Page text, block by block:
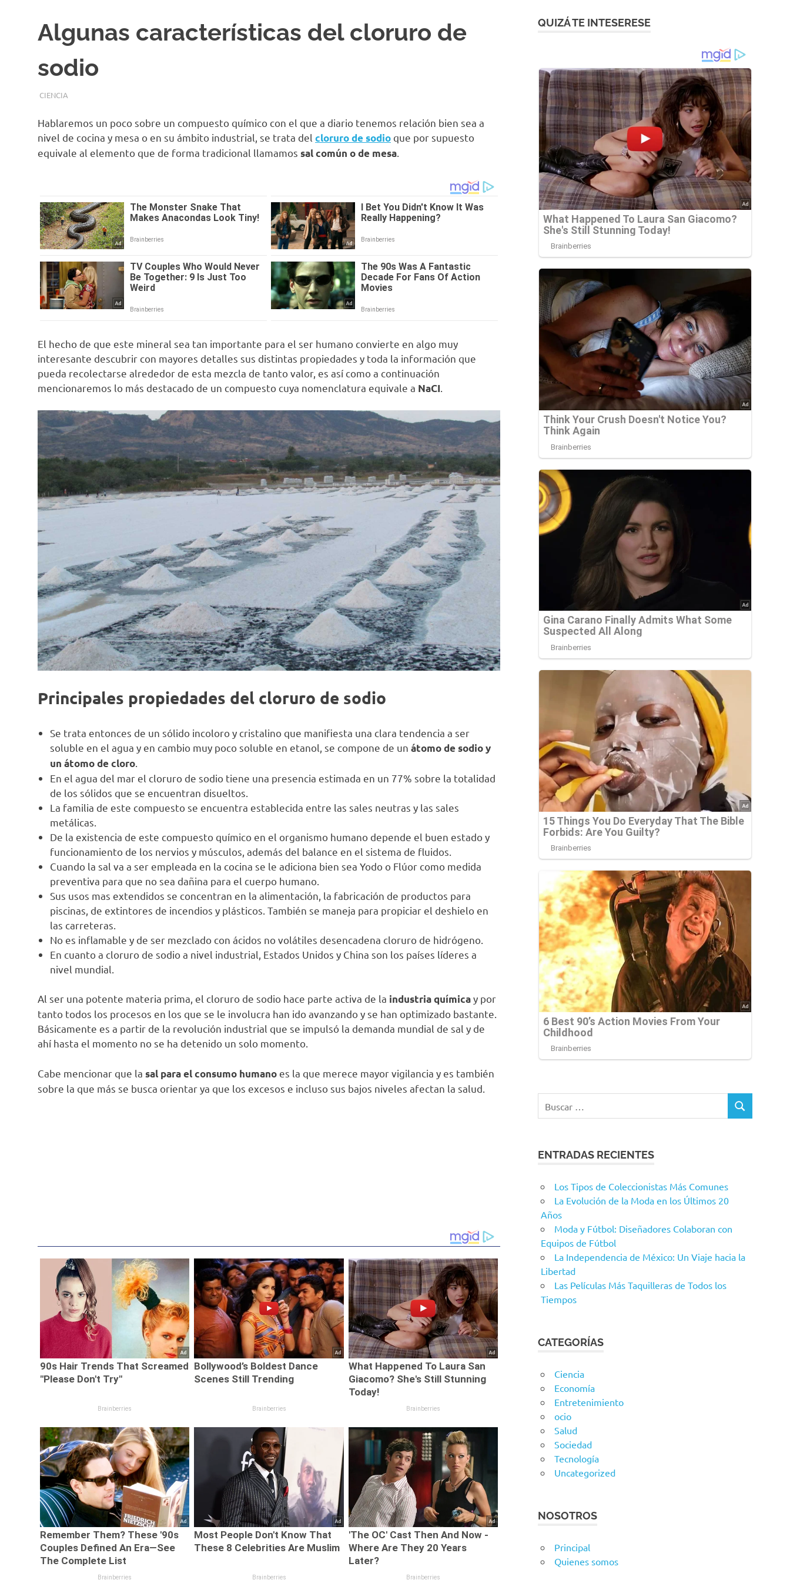
Algunas características del cloruro de
sodio
FEBRERO 27, 2017
EQUIPO DE REDACCIÓN
CIENCIA
Hablaremos un poco sobre un compuesto químico con el que a diario tenemos relación bien sea a
nivel de cocina y mesa o en su ámbito industrial, se trata del cloruro de sodio que por supuesto
equivale al elemento que de forma tradicional llamamos sal común o de mesa
El hecho de que este mineral sea tan importante para el ser humano convierte en algo muy
interesante descubrir con mayores detalles sus distintas propiedades y toda la información que
pueda recolectarse alrededor de esta mezcla de tanto valor, es así como a continuación
mencionaremos lo más destacado de un compuesto cuya nomenclatura equivale a NaCI
Principales propiedades del cloruro de sodio
Se trata entonces de un sólido incoloro y cristalino que manifiesta una clara tendencia a ser
soluble en el agua y en cambio muy poco soluble en etanol, se compone de unátomo de sodio y
un átomo de cloro
En el agua del mar el cloruro de sodio tiene una presencia estimada en un 77% sobre la totalidad
de los sólidos que se encuentran disueltos.
La familia de este compuesto se encuentra establecida entre las sales neutras y las sales
metálicas.
De la existencia de este compuesto químico en el organismo humano depende el buen estado y
funcionamiento de los nervios y músculos, además del balance en el sistema de fluidos.
Cuando la sal va a ser empleada en la cocina se le adiciona bien sea Yodo o Flúor como medida
preventiva para que no sea dañina para el cuerpo humano.
Sus usos mas extendidos se concentran en la alimentación, la fabricación de productos para
piscinas, de extintores de incendios y plásticos. También se maneja para propiciar el deshielo en
las carreteras.
No es inflamable y de ser mezclado con ácidos no volátiles desencadena cloruro de hidrógeno.
En cuanto a cloruro de sodio a nivel industrial, Estados Unidos y China son los países líderes a
nivel mundial.
Al ser una potente materia prima, el cloruro de sodio hace parte activa de la industria químicay por
tanto todos los procesos en los que se le involucra han ido avanzando y se han optimizado bastante.
Básicamente es a partir de la revolución industrial que se impulsó la demanda mundial de sal y de
ahí hasta el momento no se ha detenido un solo momento.
Cabe mencionar que la sal para el consumo humano es la que merece mayor vigilancia y es también
sobre la que más se busca orientar ya que los excesos e incluso sus bajos niveles afectan la salud.
QUIZÁ TE INTESERESE
BUSCAR
ENTRADAS RECIENTES
Los Tipos de Coleccionistas Más Comunes
La Evolución de la Moda en los Últimos 20
Años
Moda y Fútbol: Diseñadores Colaboran con
Equipos de Fútbol
La Independencia de México: Un Viaje hacia la
Libertad
Las Películas Más Taquilleras de Todos los
Tiempos
CATEGORÍAS
Ciencia
Economía
Entretenimiento
ocio
Salud
Sociedad
Tecnología
Uncategorized
NOSOTROS
Principal
Quienes somos